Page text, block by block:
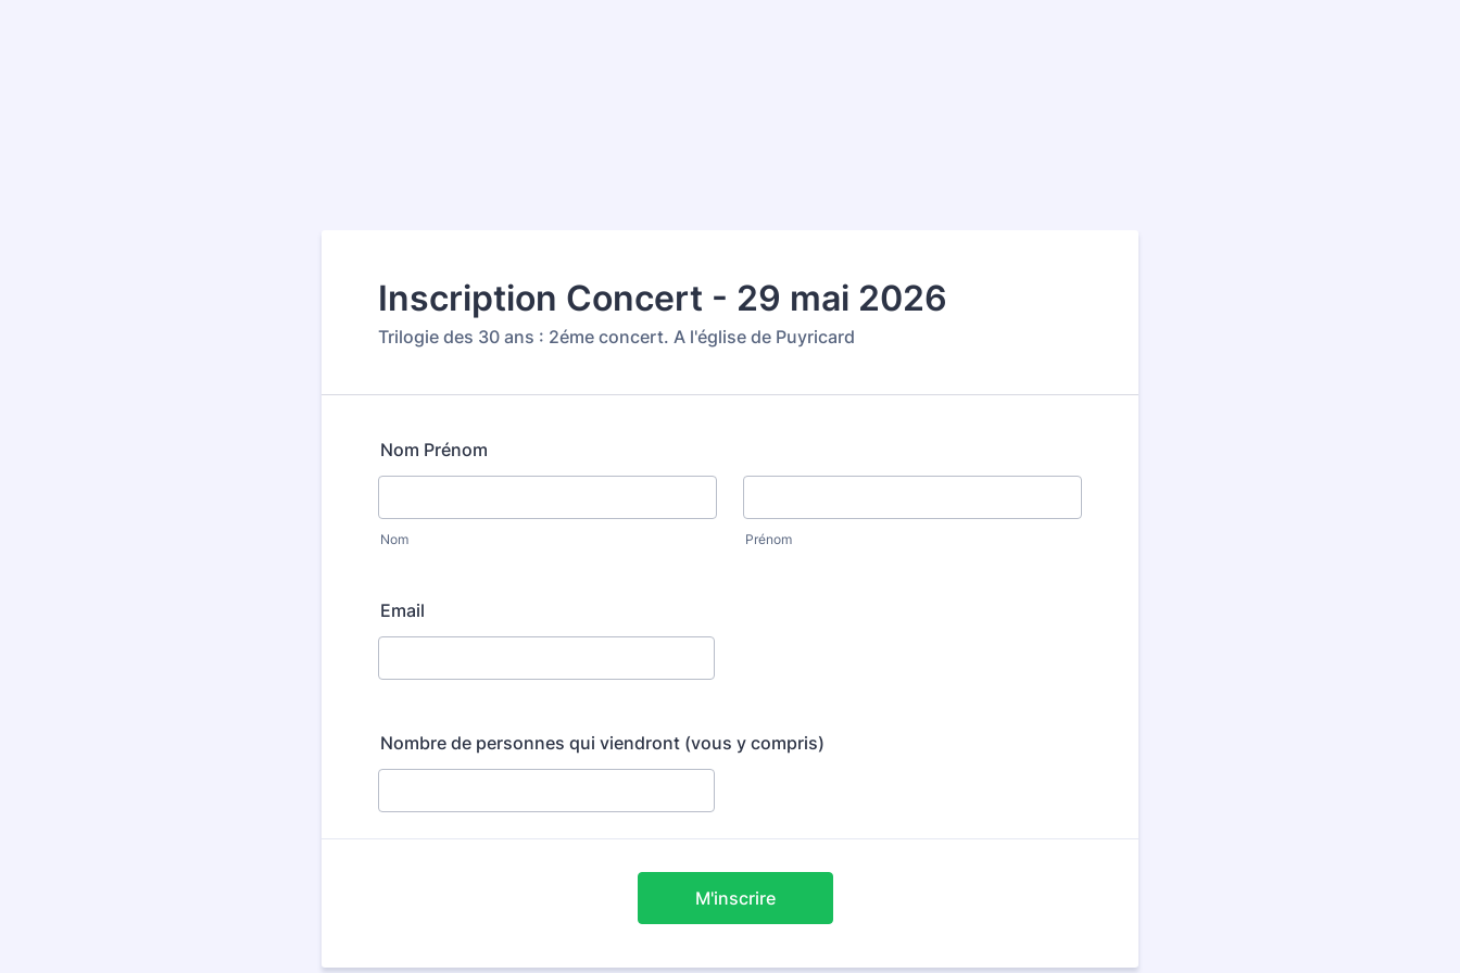
Inscription Concert - 29 mai 2026
Trilogie des 30 ans : 2éme concert. A l'église de Puyricard
Nom Prénom
Nom Prénom
Email
Nombre de personnes qui viendront (vous y compris)
M'inscrire